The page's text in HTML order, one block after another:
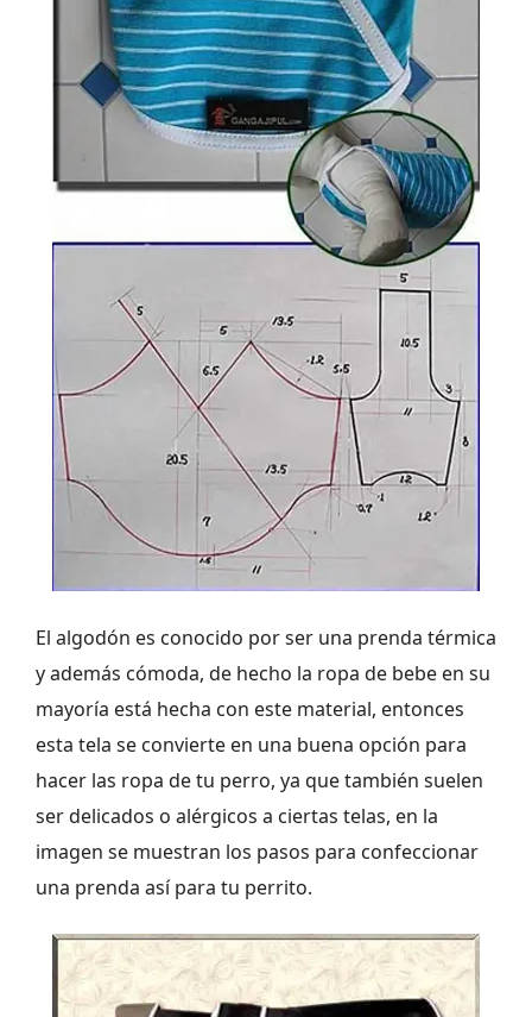
El algodón es conocido por ser una prenda térmica
y además cómoda, de hecho la ropa de bebe en su
mayoría está hecha con este material, entonces
esta tela se convierte en una buena opción para
hacer las ropa de tu perro, ya que también suelen
ser delicados o alérgicos a ciertas telas, en la
imagen se muestran los pasos para confeccionar
una prenda así para tu perrito.